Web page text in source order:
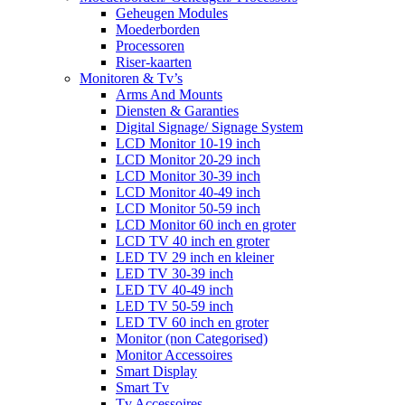
Geheugen Modules
Moederborden
Processoren
Riser-kaarten
Monitoren & Tv’s
Arms And Mounts
Diensten & Garanties
Digital Signage/ Signage System
LCD Monitor 10-19 inch
LCD Monitor 20-29 inch
LCD Monitor 30-39 inch
LCD Monitor 40-49 inch
LCD Monitor 50-59 inch
LCD Monitor 60 inch en groter
LCD TV 40 inch en groter
LED TV 29 inch en kleiner
LED TV 30-39 inch
LED TV 40-49 inch
LED TV 50-59 inch
LED TV 60 inch en groter
Monitor (non Categorised)
Monitor Accessoires
Smart Display
Smart Tv